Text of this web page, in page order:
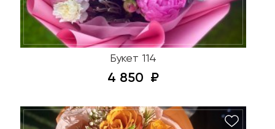
Букет 114
4 850